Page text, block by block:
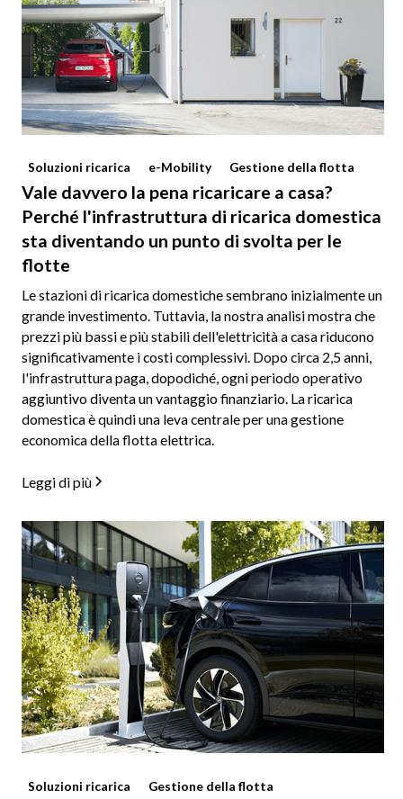
Soluzioni ricarica e-Mobility Gestione della flotta
Vale davvero la pena ricaricare a casa?
Perché l'infrastruttura di ricarica domestica
sta diventando un punto di svolta per le
flotte
Le stazioni di ricarica domestiche sembrano inizialmente un
grande investimento. Tuttavia, la nostra analisi mostra che
prezzi più bassi e più stabili dell'elettricità a casa riducono
significativamente i costi complessivi. Dopo circa 2,5 anni,
l'infrastruttura paga, dopodiché, ogni periodo operativo
aggiuntivo diventa un vantaggio finanziario. La ricarica
domestica è quindi una leva centrale per una gestione
economica della flotta elettrica.
Leggi di più
Soluzioni ricarica Gestione della flotta